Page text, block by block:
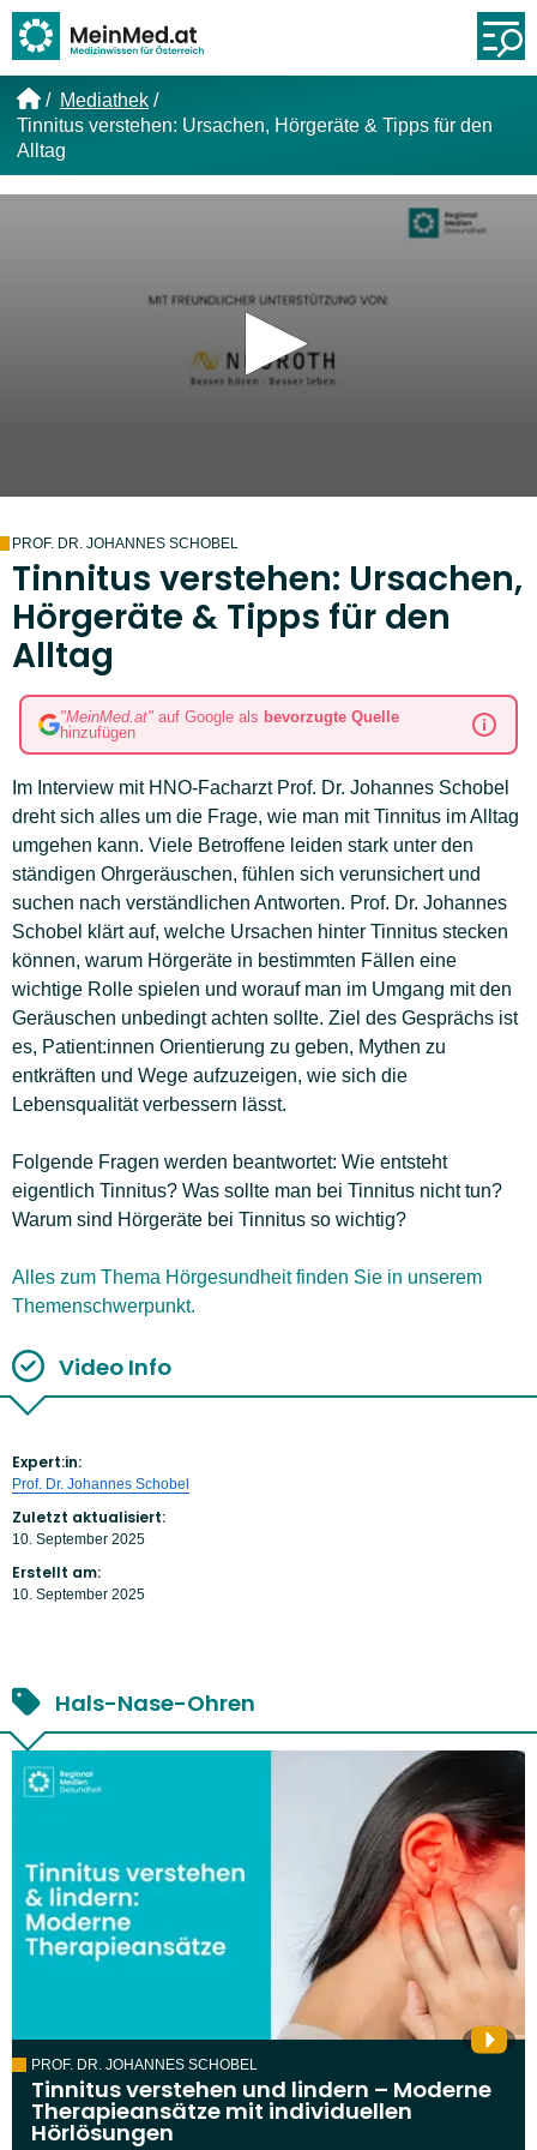
Mediathek
Tinnitus verstehen: Ursachen, Hörgeräte & Tipps für den
Alltag
PROF. DR. JOHANNES SCHOBEL
Tinnitus verstehen: Ursachen,
Hörgeräte & Tipps für den
Alltag
"MeinMed.at" auf Google als bevorzugte Quelle
hinzufügen
Im Interview mit HNO-Facharzt Prof. Dr. Johannes Schobel
dreht sich alles um die Frage, wie man mit Tinnitus im Alltag
umgehen kann. Viele Betroffene leiden stark unter den
ständigen Ohrgeräuschen, fühlen sich verunsichert und
suchen nach verständlichen Antworten. Prof. Dr. Johannes
Schobel klärt auf, welche Ursachen hinter Tinnitus stecken
können, warum Hörgeräte in bestimmten Fällen eine
wichtige Rolle spielen und worauf man im Umgang mit den
Geräuschen unbedingt achten sollte. Ziel des Gesprächs ist
es, Patient:innen Orientierung zu geben, Mythen zu
entkräften und Wege aufzuzeigen, wie sich die
Lebensqualität verbessern lässt.
Folgende Fragen werden beantwortet: Wie entsteht
eigentlich Tinnitus? Was sollte man bei Tinnitus nicht tun?
Warum sind Hörgeräte bei Tinnitus so wichtig?
Alles zum Thema Hörgesundheit finden Sie in unserem
Themenschwerpunkt.
Video Info
Expert:in:
Prof. Dr. Johannes Schobel
Zuletzt aktualisiert:
10. September 2025
Erstellt am:
10. September 2025
Hals-Nase-Ohren
PROF. DR. JOHANNES SCHOBEL
Tinnitus verstehen und lindern – Moderne
Therapieansätze mit individuellen
Hörlösungen